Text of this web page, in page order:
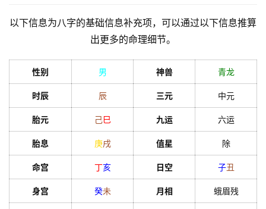
以下信息为八字的基础信息补充项，可以通过以下信息推算
出更多的命理细节。
性别 男 神兽 青龙
时辰 辰 三元 中元
胎元 己巳 九运 六运
胎息 庚戌 值星 除
命宫 丁亥 日空 子丑
身宫 癸未 月相 蛾眉残